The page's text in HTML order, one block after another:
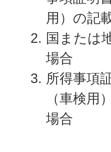
用）の記
国または
場合
所得事項
（車検
場合